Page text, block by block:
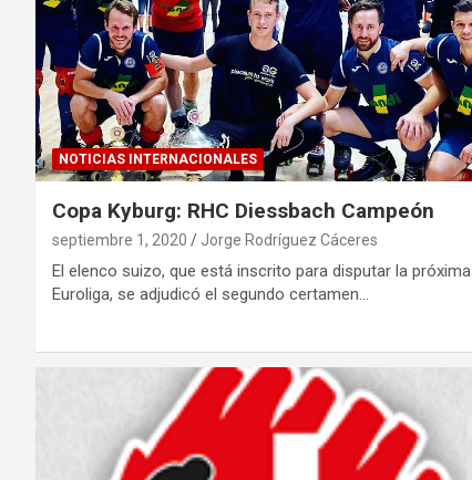
NOTICIAS INTERNACIONALES
Copa Kyburg: RHC Diessbach Campeón
septiembre 1, 2020 Jorge Rodríguez Cáceres
El elenco suizo, que está inscrito para disputar la próxima
Euroliga, se adjudicó el segundo certamen…